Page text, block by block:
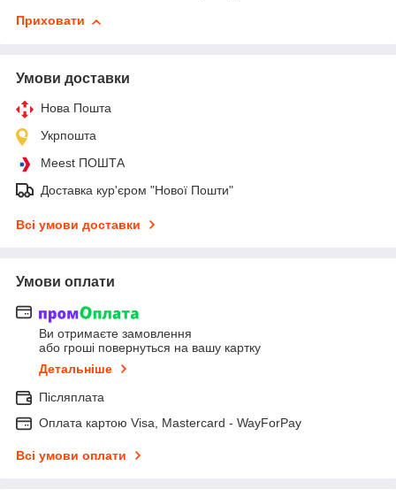
Приховати
Умови доставки
Нова Пошта
Укрпошта
Meest ПОШТА
Доставка кур'єром "Нової Пошти"
Всі умови доставки
Умови оплати
Ви отримаєте замовлення
або гроші повернуться на вашу картку
Детальніше
Післяплата
Оплата картою Visa, Mastercard - WayForPay
Всі умови оплати